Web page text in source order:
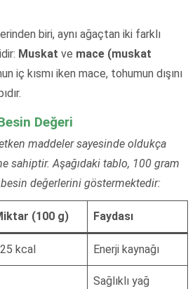
biri, aynı ağaçtan iki farklı
Muskat ve mace (muskat
iç kısmı iken mace, tohumun dışını
Değeri
maddeler sayesinde oldukça
sahiptir. Aşağıdaki tablo, 100 gram
değerlerini göstermektedir:
(100 g) Faydası
kcal Enerji kaynağı
Sağlıklı yağ